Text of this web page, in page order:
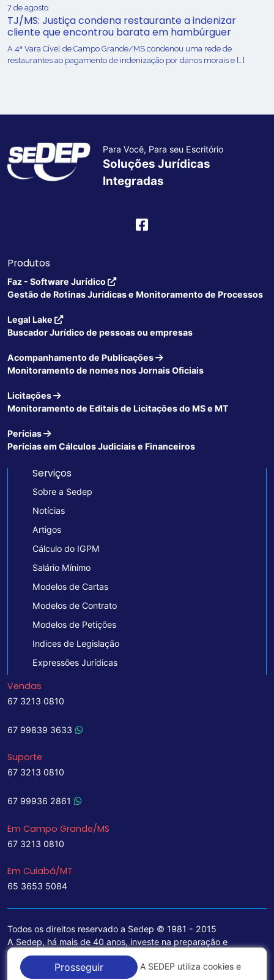
7 de agosto
TJ/MS: Justiça condena restaurante a indenizar
cliente que encontrou barata em hambúrguer
A 4ª Vara Cível de Campo Grande/MS condenou uma rede de
restaurantes ao pagamento de indenização por danos morais e […]
Para Você, Para seu Escritório
Soluções Jurídicas
Integradas
Produtos
Faz - Software Jurídico
Gestão de Rotinas Jurídicas e Monitoramento de Processos
Legal Lake
Buscador Jurídico de pessoas ou empresas
Acompanhamento de Publicações
Monitoramento de nomes nos Jornais Oficiais
Licitações
Monitoramento de Editais de Licitações do MS e MT
Perícias
Perícias em Cálculos Judiciais e Financeiros
Serviços
Sobre a Sedep
Notícias
Artigos
Cálculo do IGPM
Salário Mínimo
Modelos de Cartas
Modelos de Contrato
Modelos de Petições
Indices de Legislação
Expressões Jurídicas
Vendas
67 3213 0810
67 99839 3633
Suporte
67 3213 0810
67 99936 2861
Em Campo Grande/MS
67 3213 0810
Em Cuiabá/MT
65 3653 5084
Todos os direitos reservado a Sedep © 1981 - 2015
A Sedep, há mais de 40 anos, investe na preparação e
treinamento de funcionários e na aquisição de tecnologia de
ponta para a ampliação de seu portfólio de serviços voltados
Prosseguir A SEDEP utiliza cookies e